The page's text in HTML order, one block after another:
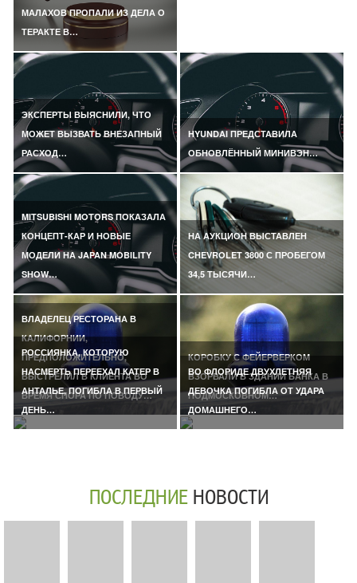
МАЛАХОВ ПРОПАЛИ ИЗ ДЕЛА О
ТЕРАКТЕ В…
ЭКСПЕРТЫ ВЫЯСНИЛИ, ЧТО
МОЖЕТ ВЫЗВАТЬ ВНЕЗАПНЫЙ
РАСХОД…
HYUNDAI ПРЕДСТАВИЛА
ОБНОВЛЁННЫЙ МИНИВЭН…
MITSUBISHI MOTORS ПОКАЗАЛА
КОНЦЕПТ-КАР И НОВЫЕ
МОДЕЛИ НА JAPAN MOBILITY
SHOW…
НА АУКЦИОН ВЫСТАВЛЕН
CHEVROLET 3800 С ПРОБЕГОМ
34,5 ТЫСЯЧИ…
ВЛАДЕЛЕЦ РЕСТОРАНА В
КАЛИФОРНИИ,
ПРЕДПОЛОЖИТЕЛЬНО,
ВЫСТРЕЛИЛ В КЛИЕНТА ВО
ВРЕМЯ СПОРА ПО ПОВОДУ…
КОРОБКУ С ФЕЙЕРВЕРКОМ
ВЗОРВАЛИ В ЗДАНИИ БАНКА В
ПОДМОСКОВНОМ…
РОССИЯНКА, КОТОРУЮ
НАСМЕРТЬ ПЕРЕЕХАЛ КАТЕР В
АНТАЛЬЕ, ПОГИБЛА В ПЕРВЫЙ
ДЕНЬ…
ВО ФЛОРИДЕ ДВУХЛЕТНЯЯ
ДЕВОЧКА ПОГИБЛА ОТ УДАРА
ДОМАШНЕГО…
ПОСЛЕДНИЕ НОВОСТИ